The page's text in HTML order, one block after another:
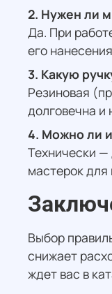
2. Нужен ли
Да. При
его
3. Какую
Резиновая
долговечна и
4. Можно ли
Технически
мастерок для
Выбор
снижает
ждет вас в